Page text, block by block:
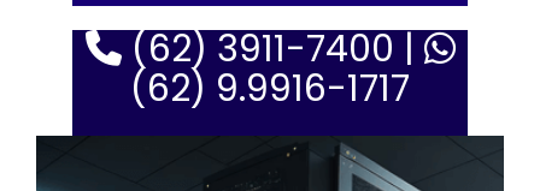
(62) 3911-7400 |
(62) 9.9916-1717